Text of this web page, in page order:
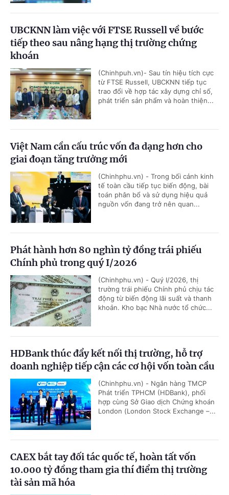
UBCKNN làm việc với FTSE Russell về bước
tiếp theo sau nâng hạng thị trường chứng
khoán
(Chinhpuh.vn)- Sau tín hiệu tích cực
từ FTSE Russell, UBCKNN tiếp tục
trao đổi về hợp tác xây dựng chỉ số,
phát triển sản phẩm và hoàn thiện...
Việt Nam cần cấu trúc vốn đa dạng hơn cho
giai đoạn tăng trưởng mới
(Chinhphu.vn) - Trong bối cảnh kinh
tế toàn cầu tiếp tục biến động, bài
toán phân bổ và sử dụng hiệu quả
nguồn vốn đang trở nên quan...
Phát hành hơn 80 nghìn tỷ đồng trái phiếu
Chính phủ trong quý I/2026
(Chinhphu.vn) - Quý I/2026, thị
trường trái phiếu Chính phủ chịu tác
động từ biến động lãi suất và thanh
khoản. Kho bạc Nhà nước tổ chức...
HDBank thúc đẩy kết nối thị trường, hỗ trợ
doanh nghiệp tiếp cận các cơ hội vốn toàn cầu
(Chinhphu.vn) - Ngân hàng TMCP
Phát triển TPHCM (HDBank), phối
hợp cùng Sở Giao dịch Chứng khoán
London (London Stock Exchange –...
CAEX bắt tay đối tác quốc tế, hoàn tất vốn
10.000 tỷ đồng tham gia thí điểm thị trường
tài sản mã hóa